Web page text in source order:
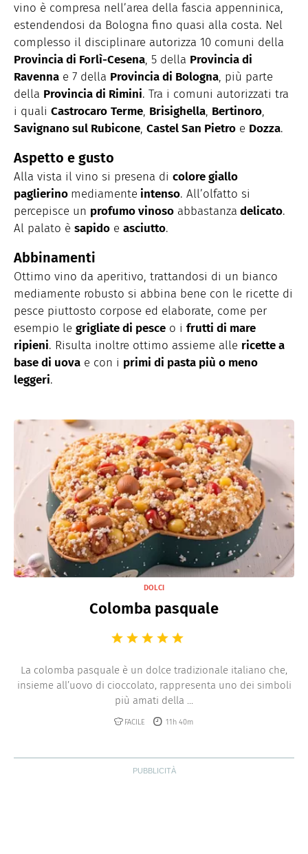
vino è compresa nell’area della fascia appenninica,
estendendosi da Bologna fino quasi alla costa. Nel
complesso il disciplinare autorizza 10 comuni della
Provincia di Forlì-Cesena, 5 della Provincia di
Ravenna e 7 della Provincia di Bologna, più parte
della Provincia di Rimini. Tra i comuni autorizzati tra
i quali Castrocaro Terme, Brisighella, Bertinoro,
Savignano sul Rubicone, Castel San Pietro e Dozza.
Aspetto e gusto
Alla vista il vino si presena di colore giallo
paglierino mediamente intenso. All’olfatto si
percepisce un profumo vinoso abbastanza delicato.
Al palato è sapido e asciutto.
Abbinamenti
Ottimo vino da aperitivo, trattandosi di un bianco
mediamente robusto si abbina bene con le ricette di
pesce piuttosto corpose ed elaborate, come per
esempio le grigliate di pesce o i frutti di mare
ripieni. Risulta inoltre ottimo assieme alle ricette a
base di uova e con i primi di pasta più o meno
leggeri.
DOLCI
Colomba pasquale
La colomba pasquale è un dolce tradizionale italiano che,
insieme all’uovo di cioccolato, rappresenta uno dei simboli
più amati della ...
FACILE 11h 40m